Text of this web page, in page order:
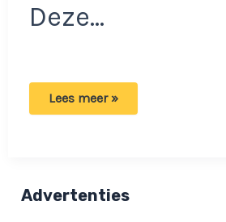
Deze…
Moslimscholieren
school:
‘Meisjes
Lees meer »
Advertenties